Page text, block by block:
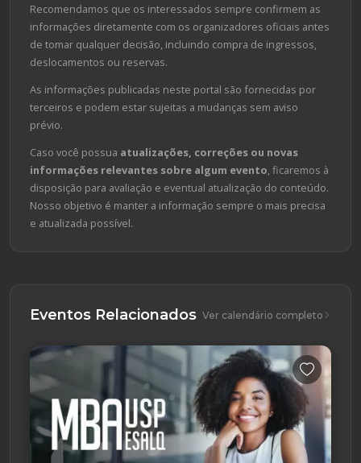
Recomendamos que os interessados sempre confirmem as
informações diretamente com os organizadores oficiais antes
de tomar qualquer decisão, incluindo compra de ingressos,
deslocamentos ou reservas.
As informações publicadas neste portal são fornecidas por
terceiros e podem estar sujeitas a mudanças sem aviso
prévio.
Caso você possua atualizações, correções ou novas
informações relevantes sobre algum evento, ficaremos à
disposição para avaliação e eventual atualização do conteúdo.
Nosso objetivo é manter a informação sempre o mais precisa
e atualizada possível.
Eventos Relacionados Ver calendário completo